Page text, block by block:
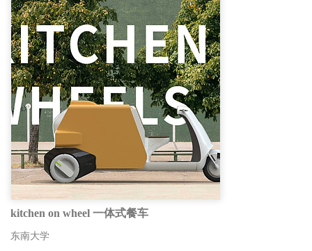
kitchen on wheel 一体式餐车
东南大学